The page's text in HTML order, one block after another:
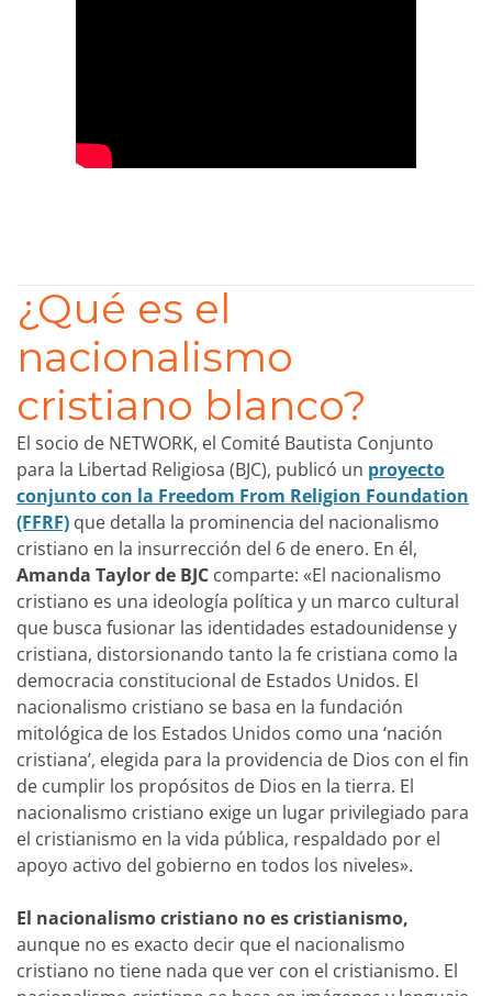
¿Qué es el
nacionalismo
cristiano blanco?
El socio de NETWORK, el Comité Bautista Conjunto
para la Libertad Religiosa (BJC), publicó un proyecto
conjunto con la Freedom From Religion Foundation
(FFRF) que detalla la prominencia del nacionalismo
cristiano en la insurrección del 6 de enero. En él,
Amanda Taylor de BJC comparte: «El nacionalismo
cristiano es una ideología política y un marco cultural
que busca fusionar las identidades estadounidense y
cristiana, distorsionando tanto la fe cristiana como la
democracia constitucional de Estados Unidos. El
nacionalismo cristiano se basa en la fundación
mitológica de los Estados Unidos como una ‘nación
cristiana’, elegida para la providencia de Dios con el fin
de cumplir los propósitos de Dios en la tierra. El
nacionalismo cristiano exige un lugar privilegiado para
el cristianismo en la vida pública, respaldado por el
apoyo activo del gobierno en todos los niveles».
El nacionalismo cristiano no es cristianismo,
aunque no es exacto decir que el nacionalismo
cristiano no tiene nada que ver con el cristianismo. El